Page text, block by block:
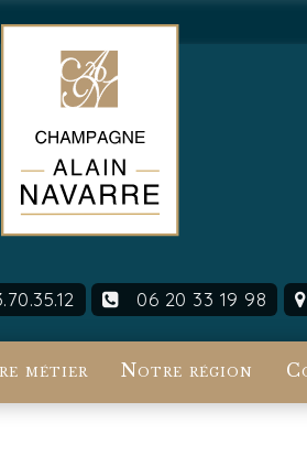
06 20 33 19 98
métier Notre région